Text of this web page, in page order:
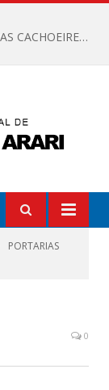
A VALORIZAÇÃO DAS HISTÓRIAS E CULTURAS CACHOEIRENSES
PORTARIAS
0